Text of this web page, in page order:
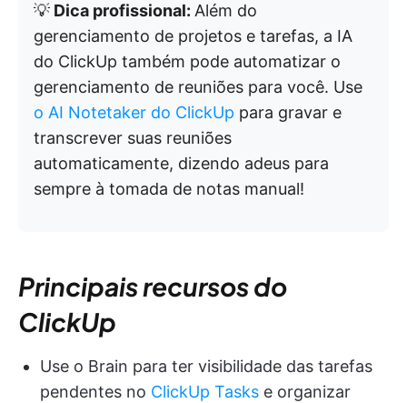
💡 Dica profissional: Além do
gerenciamento de projetos e tarefas, a IA
do ClickUp também pode automatizar o
gerenciamento de reuniões para você. Use
o AI Notetaker do ClickUp para gravar e
transcrever suas reuniões
automaticamente, dizendo adeus para
sempre à tomada de notas manual!
Principais recursos do
ClickUp
Use o Brain para ter visibilidade das tarefas
pendentes no ClickUp Tasks e organizar